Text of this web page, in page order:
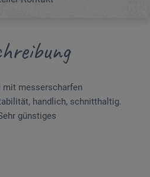
messerscharfen
handlich, schnitthaltig.
günstiges